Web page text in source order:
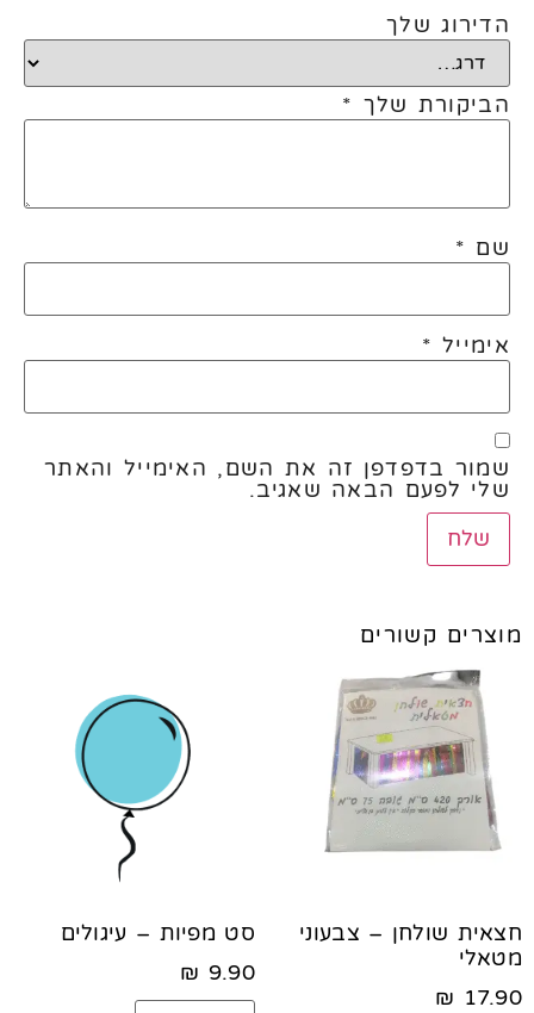
הדירוג שלך
הביקורת שלך *
שם *
אימייל *
שמור בדפדפן זה את השם, האימייל והאתר
שלי לפעם הבאה שאגיב.
מוצרים קשורים
חצאית שולחן – צבעוני
מטאלי
17.90
₪
סט מפיות – עיגולים
9.90
₪